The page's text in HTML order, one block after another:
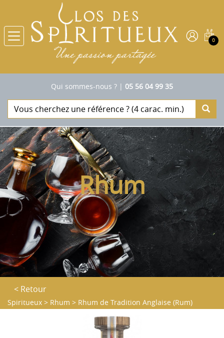
0
Qui sommes-nous ? | 05 56 04 99 35
Rhum
< Retour
Spiritueux > Rhum > Rhum de Tradition Anglaise (Rum)